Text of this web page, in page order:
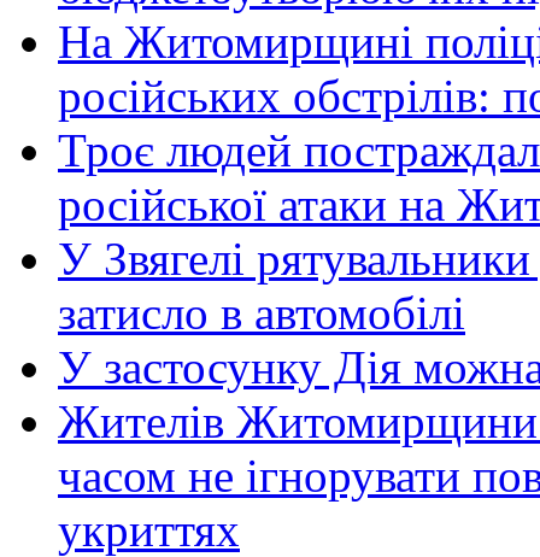
На Житомирщині
російських обстрілів:
Троє людей
російської атаки на
У Звягелі
затисло в автомобілі
У застосунку Дія
Жителів Житомирщини
часом не ігнорувати
укриттях